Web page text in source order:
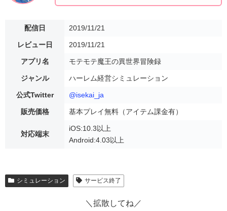
配信日 2019/11/21
レビュー日 2019/11/21
アプリ名 モテモテ魔王の異世界冒険録
ジャンル ハーレム経営シミュレーション
公式Twitter @isekai_ja
販売価格 基本プレイ無料（アイテム課金有）
対応端末
iOS:10.3以上
Android:4.03以上
シミュレーション サービス終了
＼拡散してね／